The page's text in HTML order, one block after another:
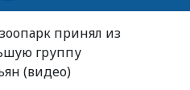
принял из
группу
(видео)